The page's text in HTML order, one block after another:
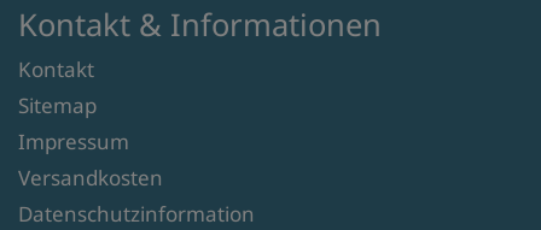
Kontakt & Informationen
Kontakt
Sitemap
Impressum
Versandkosten
Datenschutzinformation